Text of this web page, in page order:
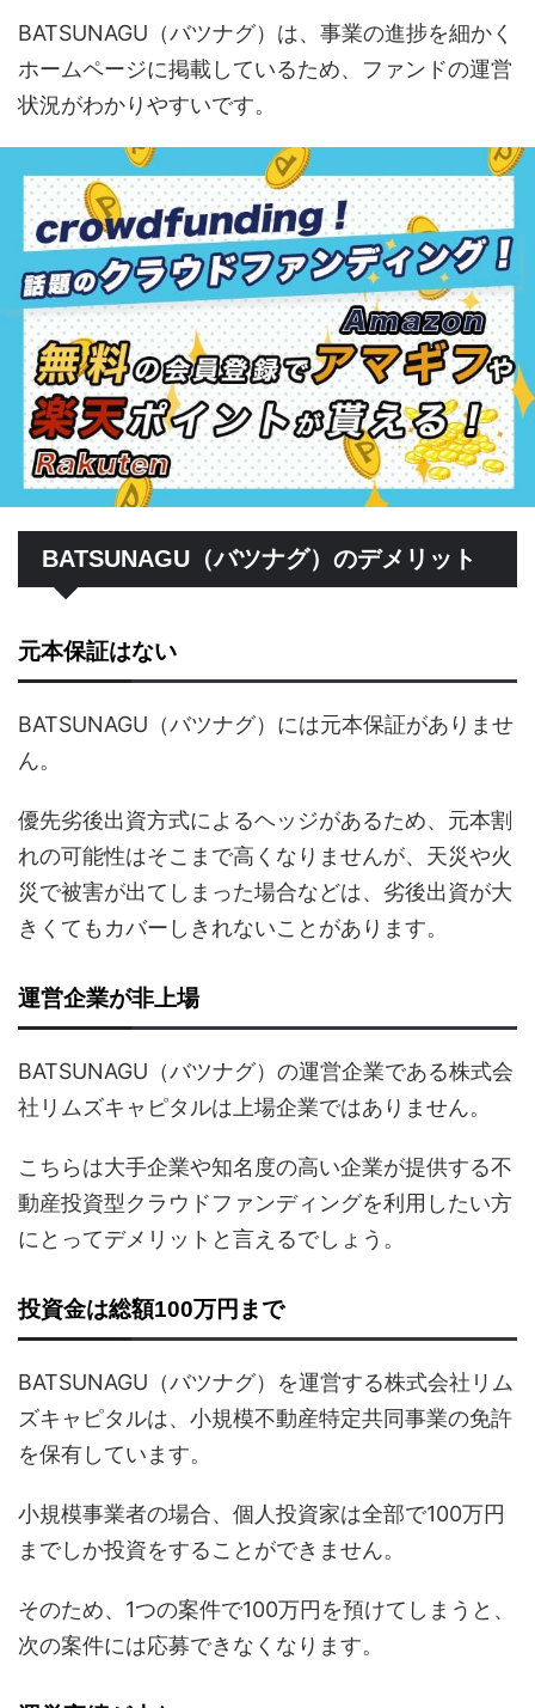
BATSUNAGU（バツナグ）は、事業の進捗を細かく
ホームページに掲載しているため、ファンドの運営
状況がわかりやすいです。
BATSUNAGU（バツナグ）のデメリット
元本保証はない
BATSUNAGU（バツナグ）には元本保証がありませ
ん。
優先劣後出資方式によるヘッジがあるため、元本割
れの可能性はそこまで高くなりませんが、天災や火
災で被害が出てしまった場合などは、劣後出資が大
きくてもカバーしきれないことがあります。
運営企業が非上場
BATSUNAGU（バツナグ）の運営企業である株式会
社リムズキャピタルは上場企業ではありません。
こちらは大手企業や知名度の高い企業が提供する不
動産投資型クラウドファンディングを利用したい方
にとってデメリットと言えるでしょう。
投資金は総額100万円まで
BATSUNAGU（バツナグ）を運営する株式会社リム
ズキャピタルは、小規模不動産特定共同事業の免許
を保有しています。
小規模事業者の場合、個人投資家は全部で100万円
までしか投資をすることができません。
そのため、1つの案件で100万円を預けてしまうと、
次の案件には応募できなくなります。